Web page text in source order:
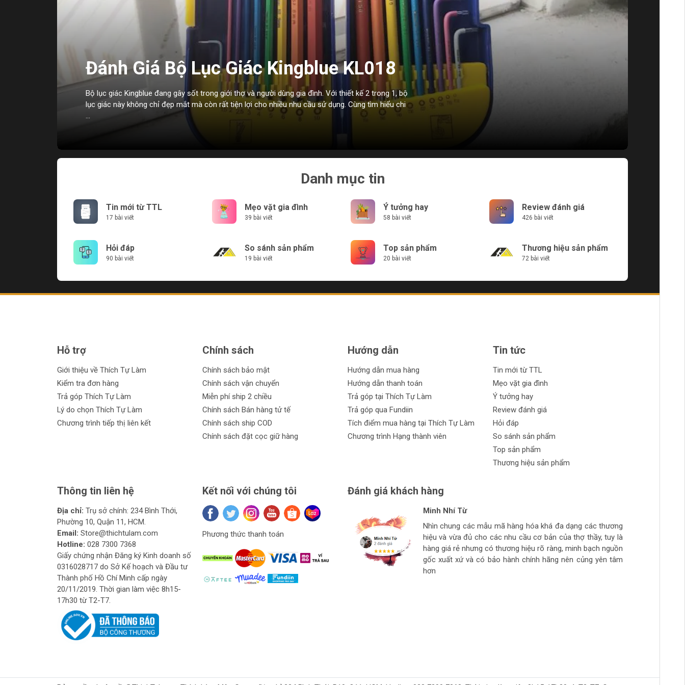
Đánh Giá Bộ Lục Giác Kingblue KL018
2 Trong 1: Tại Sao Lại Hot Vậy?
Bộ lục giác Kingblue đang gây sốt trong giới thợ và người dùng gia đình. Với thiết kế 2 trong 1, bộ
lục giác này không chỉ đẹp mắt mà còn rất tiện lợi cho nhiều nhu cầu sử dụng. Cùng tìm hiểu chi
...
Danh mục tin
Tin mới từ TTL
17 bài viết
Mẹo vặt gia đình
39 bài viết
Ý tưởng hay
58 bài viết
Review đánh giá
426 bài viết
Hỏi đáp
90 bài viết
So sánh sản phẩm
19 bài viết
Top sản phẩm
20 bài viết
Thương hiệu sản phẩm
72 bài viết
Hỗ trợ
Giới thiệu về Thích Tự Làm
Kiểm tra đơn hàng
Trả góp Thích Tự Làm
Lý do chọn Thích Tự Làm
Chương trình tiếp thị liên kết
Chính sách
Chính sách bảo mật
Chính sách vận chuyển
Miễn phí ship 2 chiều
Chính sách Bán hàng tử tế
Chính sách ship COD
Chính sách đặt cọc giữ hàng
Hướng dẫn
Hướng dẫn mua hàng
Hướng dẫn thanh toán
Trả góp tại Thích Tự Làm
Trả góp qua Fundiin
Tích điểm mua hàng tại Thích Tự Làm
Chương trình Hạng thành viên
Tin tức
Tin mới từ TTL
Mẹo vặt gia đình
Ý tưởng hay
Review đánh giá
Hỏi đáp
So sánh sản phẩm
Top sản phẩm
Thương hiệu sản phẩm
Thông tin liên hệ
Địa chỉ: Trụ sở chính: 234 Bình Thới,
Phường 10, Quận 11, HCM.
Email: Store@thichtulam.com
Hotline: 028 7300 7368
Giấy chứng nhận Đăng ký Kinh doanh số
0316028717 do Sở Kế hoạch và Đầu tư
Thành phố Hồ Chí Minh cấp ngày
20/11/2019. Thời gian làm việc 8h15-
17h30 từ T2-T7.
Kết nối với chúng tôi
Phương thức thanh toán
Đánh giá khách hàng
Đinh Xuân Phong
Hàng ở thích tự làm hàng chất lượng giá sinh viên, thich hợp
cho thợ thầy đi làm hằng ngày.. còn cao cấp ghé>>>>>>>>
strore làm mộc >>>>>>>>
Minh Nhí Từ
Nhìn chung các mẫu mã hàng hóa khá đa dạng các thương
hiệu và vừa đủ cho các nhu cầu cơ bản của thợ thầy, tuy là
hàng giá rẻ nhưng có thương hiệu rõ ràng, minh bạch nguồn
gốc xuất xứ và có bảo hành chính hãng nên củng yên tâm
hơn
Hiệu Nguyễn
Ngon bổ rẻ
tuan anh tran huynh
Giá mềm vừa túi tiền, số lượng hàng ít, thường phải đợi đặt
hàng